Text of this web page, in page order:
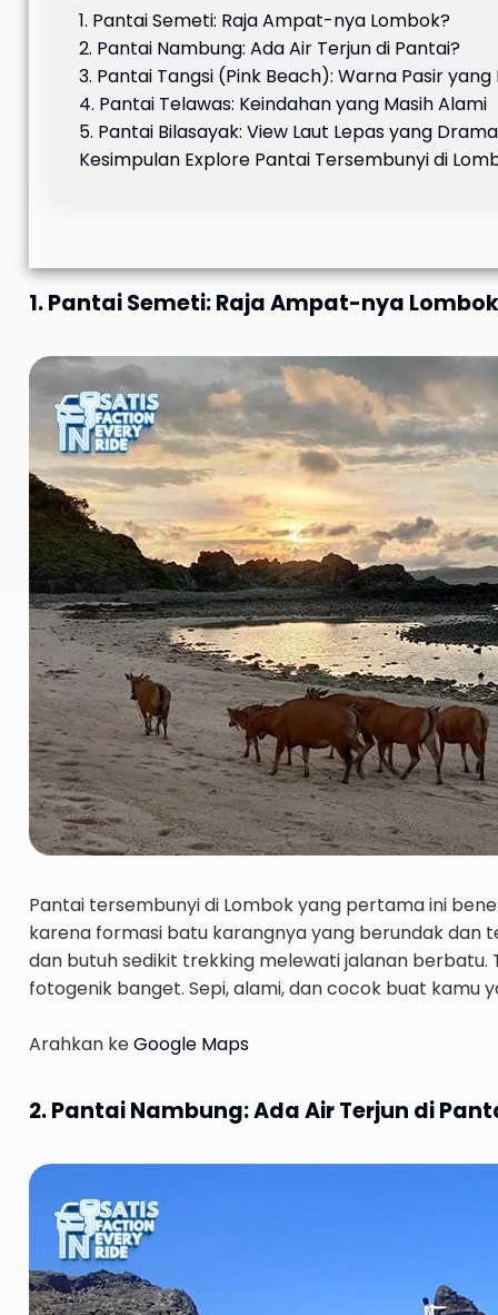
1. Pantai Semeti: Raja Ampat-nya Lombok?
2. Pantai Nambung: Ada Air Terjun di Pantai?
3. Pantai Tangsi (Pink Beach): Warna Pasir
4. Pantai Telawas: Keindahan yang Masih Alami
5. Pantai Bilasayak: View Laut Lepas yang
Kesimpulan Explore Pantai Tersembunyi di
1. Pantai Semeti: Raja Ampat-nya
Pantai tersembunyi di Lombok yang pertama ini
karena formasi batu karangnya yang berundak dan
dan butuh sedikit trekking melewati jalanan berbatu.
fotogenik banget. Sepi, alami, dan cocok buat kamu
Arahkan keGoogle Maps
2. Pantai Nambung: Ada Air Terjun di